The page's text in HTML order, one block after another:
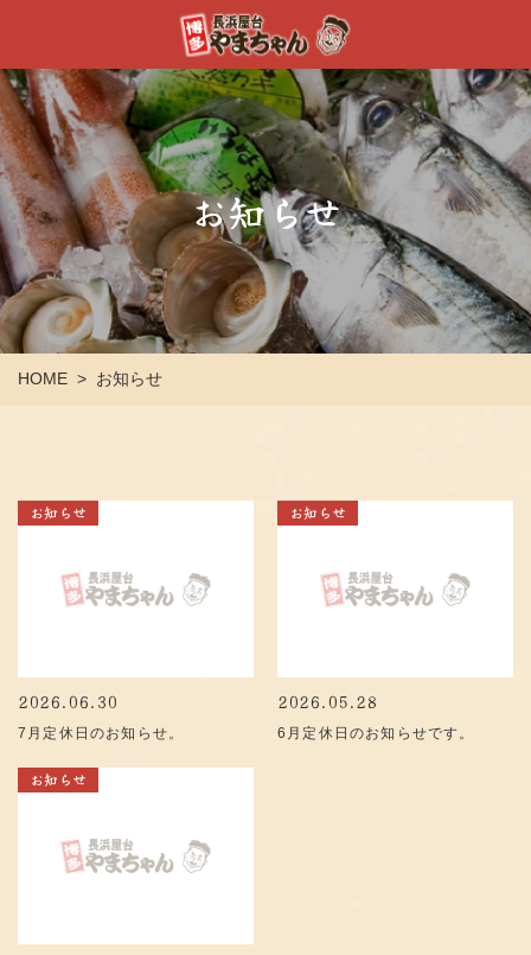
お知らせ
HOME > お知らせ
お知らせ
2026.06.30
7月定休日のお知らせ。
お知らせ
2026.05.28
6月定休日のお知らせです。
お知らせ